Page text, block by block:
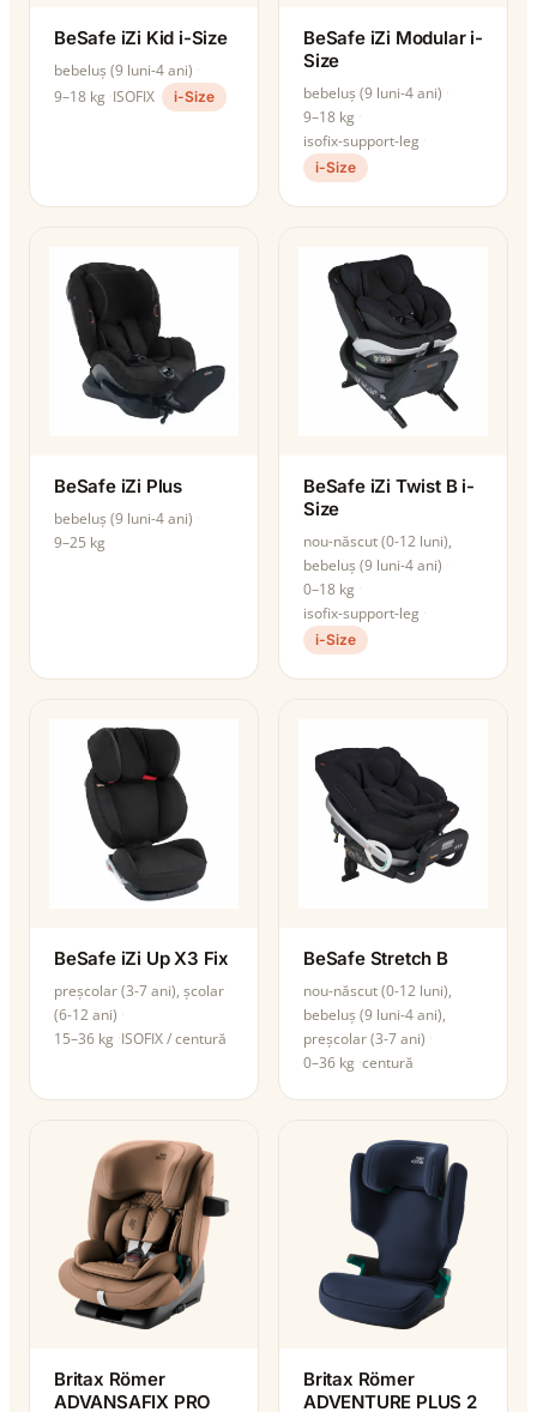
BeSafe iZi Kid i-Size
bebeluș (9 luni-4 ani)
9–18 kg ISOFIX i-Size
BeSafe iZi Modular i-
Size
bebeluș (9 luni-4 ani)
9–18 kg
isofix-support-leg
i-Size
BeSafe iZi Plus
bebeluș (9 luni-4 ani)
9–25 kg
BeSafe iZi Twist B i-
Size
nou-născut (0-12 luni),
bebeluș (9 luni-4 ani)
0–18 kg
isofix-support-leg
i-Size
BeSafe iZi Up X3 Fix
preșcolar (3-7 ani), școlar
(6-12 ani)
15–36 kg ISOFIX / centură
BeSafe Stretch B
nou-născut (0-12 luni),
bebeluș (9 luni-4 ani),
preșcolar (3-7 ani)
0–36 kg centură
Britax Römer
ADVANSAFIX PRO
Britax Römer
ADVENTURE PLUS 2